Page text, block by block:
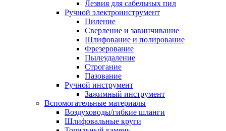
Лезвия для сабельных пил
Ручной электроинструмент
Пиление
Сверление и завинчивание
Шлифование и полирование
Фрезерование
Пылеудаление
Строгание
Пазование
Ручной инструмент
Зажимный инструмент
Вспомогательные материалы
Воздуховоды/гибкие шланги
Шлифовальные круги